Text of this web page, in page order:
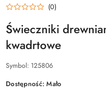
(0)
Świeczniki
kwadrtowe
Symbol: 125806
Dostępność:Mało